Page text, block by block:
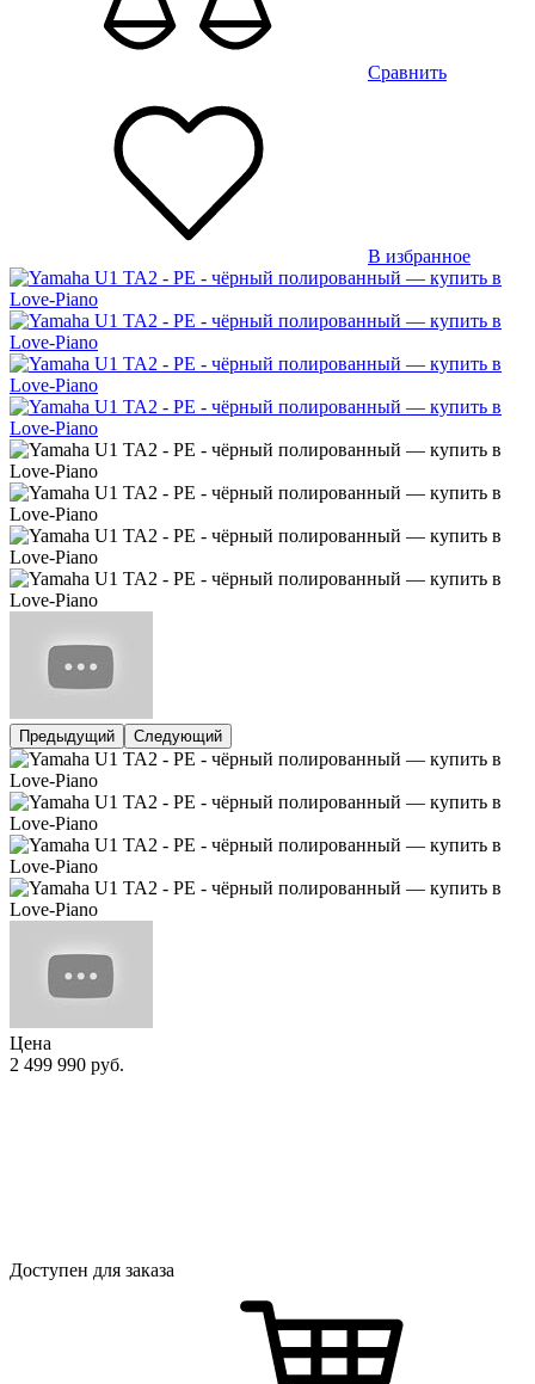
Сравнить
В избранное
Предыдущий Следующий
Цена
2 499 990 руб.
Доступен для заказа